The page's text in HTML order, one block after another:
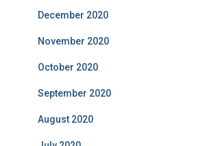
December 2020
November 2020
October 2020
September 2020
August 2020